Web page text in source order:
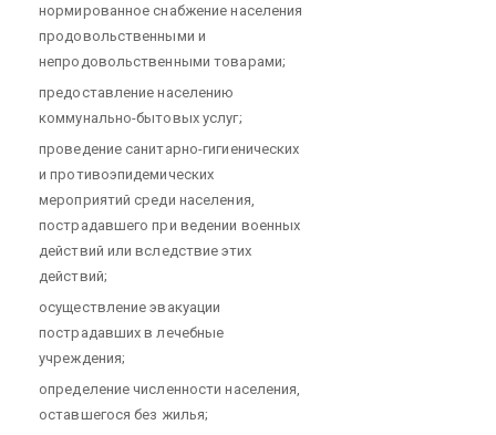
нормированное снабжение населения
продовольственными и
непродовольственными товарами;
предоставление населению
коммунально-бытовых услуг;
проведение санитарно-гигиенических
и противоэпидемических
мероприятий среди населения,
пострадавшего при ведении военных
действий или вследствие этих
действий;
осуществление эвакуации
пострадавших в лечебные
учреждения;
определение численности населения,
оставшегося без жилья;